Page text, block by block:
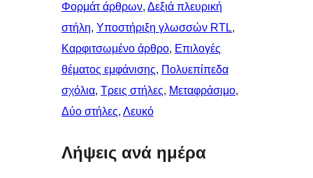
Φορμάτ άρθρων, Δεξιά πλευρική
στήλη, Υποστήριξη γλωσσών RTL
Καρφιτσωμένo άρθρo, Επιλογές
θέματος εμφάνισης, Πολυεπίπεδα
σχόλια, Τρεις στήλες, Μεταφράσιμο
Δύο στήλες, Λευκό
Λήψεις ανά ημέρα